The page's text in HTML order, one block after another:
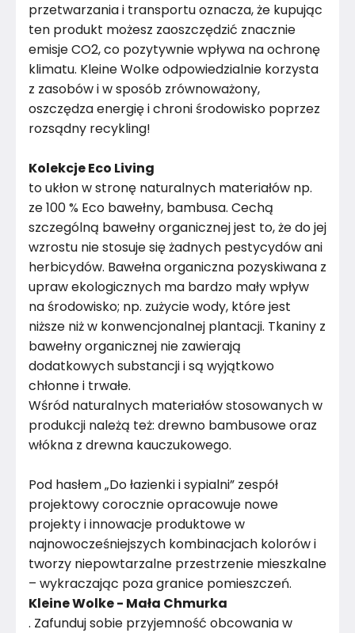
przetwarzania i transportu oznacza, że ​​kupując
ten produkt możesz zaoszczędzić znacznie
emisje CO2, co pozytywnie wpływa na ochronę
klimatu. Kleine Wolke odpowiedzialnie korzysta
z zasobów i w sposób zrównoważony,
oszczędza energię i chroni środowisko poprzez
rozsądny recykling!
Kolekcje Eco Living
to ukłon w stronę naturalnych materiałów np.
ze 100 % Eco bawełny, bambusa. Cechą
szczególną bawełny organicznej jest to, że do jej
wzrostu nie stosuje się żadnych pestycydów ani
herbicydów. Bawełna organiczna pozyskiwana z
upraw ekologicznych ma bardzo mały wpływ
na środowisko; np. zużycie wody, które jest
niższe niż w konwencjonalnej plantacji. Tkaniny z
bawełny organicznej nie zawierają
dodatkowych substancji i są wyjątkowo
chłonne i trwałe.
Wśród naturalnych materiałów stosowanych w
produkcji należą też: drewno bambusowe oraz
włókna z drewna kauczukowego.
Pod hasłem „Do łazienki i sypialni” zespół
projektowy corocznie opracowuje nowe
projekty i innowacje produktowe w
najnowocześniejszych kombinacjach kolorów i
tworzy niepowtarzalne przestrzenie mieszkalne
– wykraczając poza granice pomieszczeń.
Kleine Wolke - Mała Chmurka
. Zafunduj sobie przyjemność obcowania w